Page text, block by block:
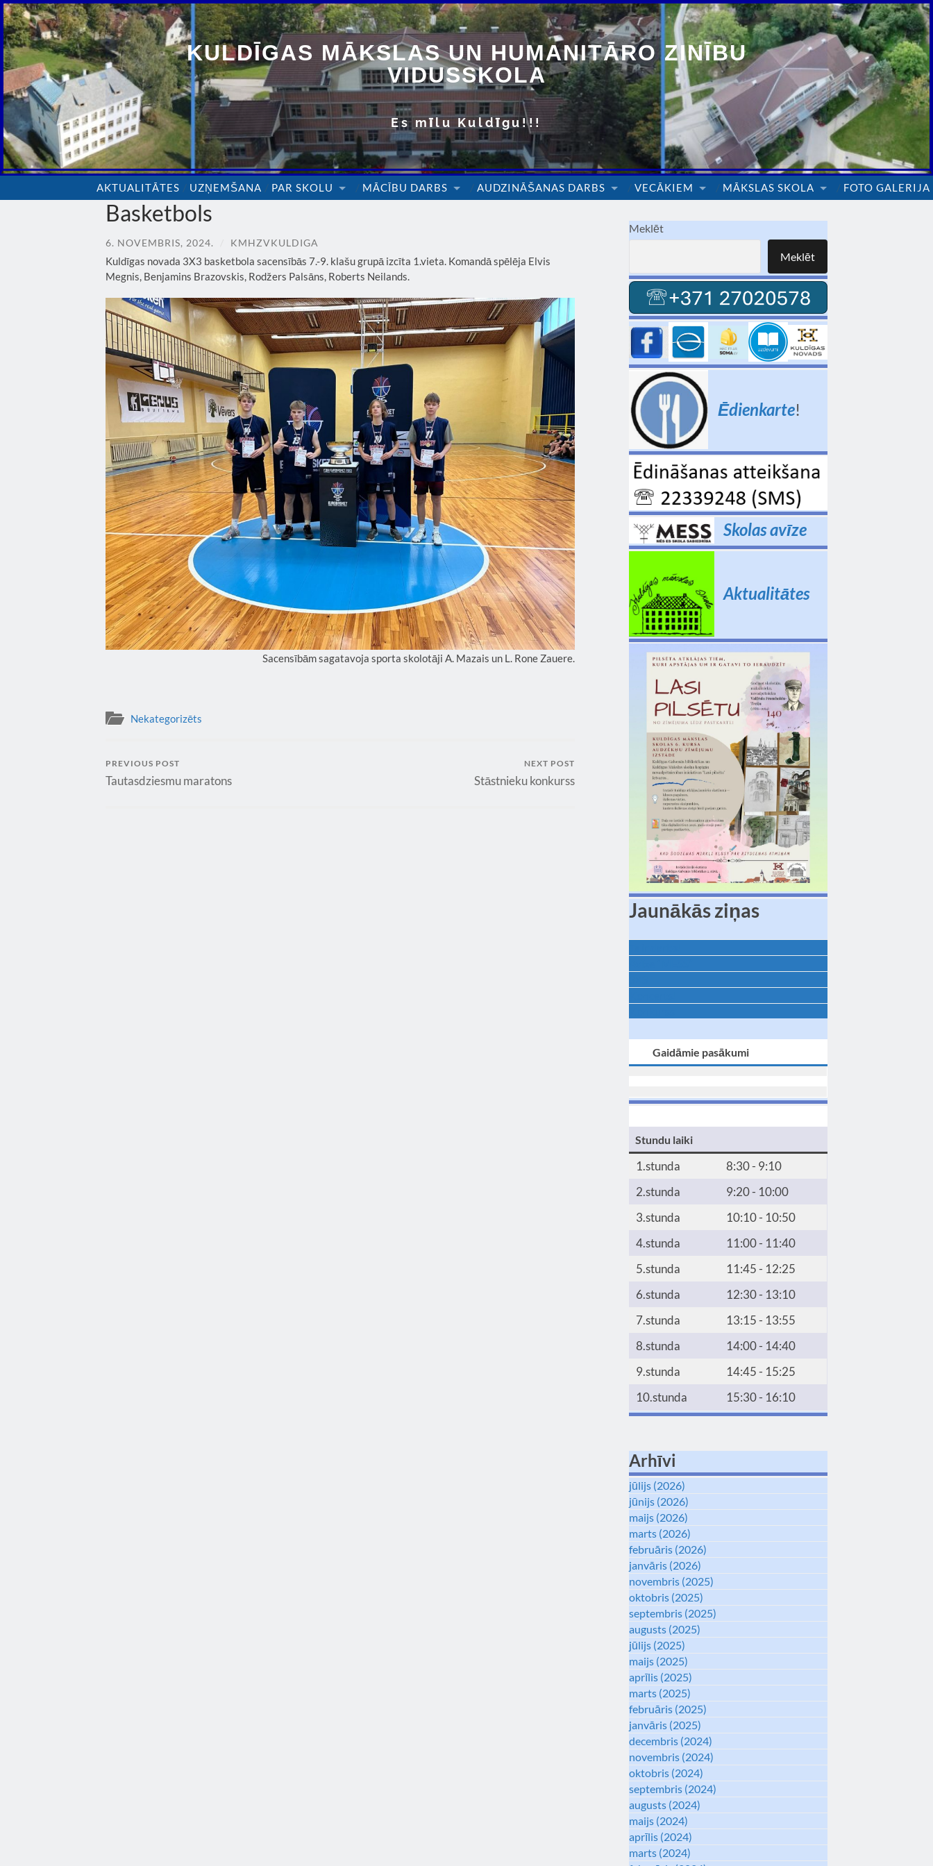
KULDĪGAS MĀKSLAS UN HUMANITĀRO ZINĪBU
VIDUSSKOLA
Es mīlu Kuldīgu!!!
AKTUALITĀTES UZŅEMŠANA PAR SKOLU MĀCĪBU DARBS AUDZINĀŠANAS DARBS VECĀKIEM MĀKSLAS SKOLA FOTO GALERIJA
Basketbols
6. NOVEMBRIS, 2024. KMHZVKULDIGA
Kuldīgas novada 3X3 basketbola sacensībās 7.-9. klašu grupā izcīta 1.vieta. Komandā spēlēja Elvis
Megnis, Benjamins Brazovskis, Rodžers Palsāns, Roberts Neilands.
Sacensībām sagatavoja sporta skolotāji A. Mazais un L. Rone Zauere.
Nekategorizēts
PREVIOUS POST
Tautasdziesmu maratons
NEXT POST
Stāstnieku konkurss
Meklēt
Meklēt
Ēdienkarte!
Skolas avīze
Aktualitātes
Jaunākās ziņas
Gaidāmie pasākumi
Stundu laiki
1.stunda
8:30 - 9:10
2.stunda
9:20 - 10:00
3.stunda
10:10 - 10:50
4.stunda
11:00 - 11:40
5.stunda
11:45 - 12:25
6.stunda
12:30 - 13:10
7.stunda
13:15 - 13:55
8.stunda
14:00 - 14:40
9.stunda
14:45 - 15:25
10.stunda
15:30 - 16:10
Arhīvi
jūlijs (2026)
jūnijs (2026)
maijs (2026)
marts (2026)
februāris (2026)
janvāris (2026)
novembris (2025)
oktobris (2025)
septembris (2025)
augusts (2025)
jūlijs (2025)
maijs (2025)
aprīlis (2025)
marts (2025)
februāris (2025)
janvāris (2025)
decembris (2024)
novembris (2024)
oktobris (2024)
septembris (2024)
augusts (2024)
maijs (2024)
aprīlis (2024)
marts (2024)